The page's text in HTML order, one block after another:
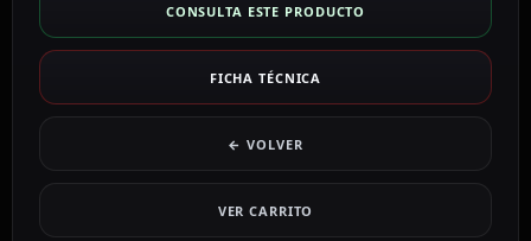
CONSULTA ESTE PRODUCTO
FICHA TÉCNICA
← VOLVER
VER CARRITO